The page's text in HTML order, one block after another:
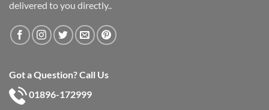
delivered to you directly..
Got a Question? Call Us
01896-172999